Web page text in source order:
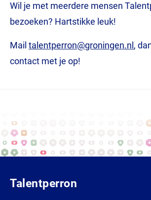
Wil je met meerdere mensen
bezoeken? Hartstikke leuk!
Mail talentperron@groningen.nl ,
contact met je op!
Talentperron